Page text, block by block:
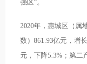
强区”。
2020年，惠城区（属
数）861.93亿元，增
元，下降5.3%；第二